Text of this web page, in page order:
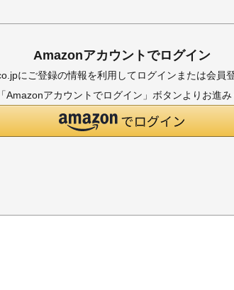
Amazonアカウントでログイン
にご登録の情報を利用してログインまたは会員
Amazonアカウントでログイン」ボタンよりお進み